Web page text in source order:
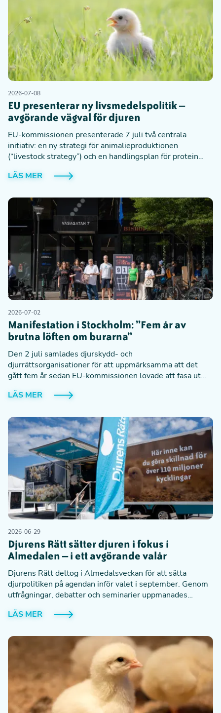
2026-07-08
EU presenterar ny livsmedelspolitik –
avgörande vägval för djuren
EU-kommissionen presenterade 7 juli två centrala
initiativ: en ny strategi för animalieproduktionen
(“livestock strategy”) och en handlingsplan för protein
för framtidens livsmedelssystem i Europa – med stora
LÄS MER
2026-07-02
Manifestation i Stockholm: ”Fem år av
brutna löften om burarna”
Den 2 juli samlades djurskydd- och
djurrättsorganisationer för att uppmärksamma att det
gått fem år sedan EU-kommissionen lovade att fasa ut
löftet infrias.
LÄS MER
2026-06-29
Djurens Rätt sätter djuren i fokus i
Almedalen – i ett avgörande valår
Djurens Rätt deltog i Almedalsveckan för att sätta
djurpolitiken på agendan inför valet i september. Genom
utfrågningar, debatter och seminarier uppmanades
LÄS MER